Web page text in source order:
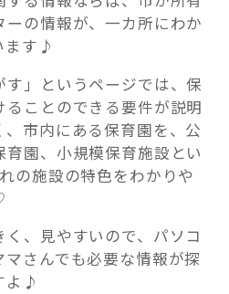
の情報が、一カ所にわか
ます♪
す」というページでは、保
ことのできる要件が説明
市内にある保育園を、公
園、小規模保育施設とい
の施設の特色をわかりや
、見やすいので、パソコ
さんでも必要な情報が探
よ♪